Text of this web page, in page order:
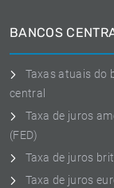
BANCOS
Taxas atuais do
central
Taxa de juros
(FED)
Taxa de juros
Taxa de juros